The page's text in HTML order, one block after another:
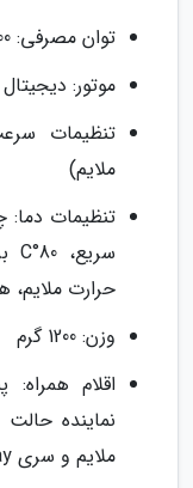
توان مصرفی: 1600 وات
موتور: دیجیتال AC
تنظیمات
ملایم)
حرارت
وزن: 1200 گرم
اقلام
نماینده
ملایم و سری Flyaway